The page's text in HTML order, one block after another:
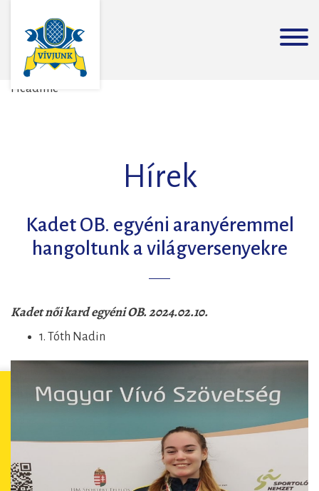
Headline
Hírek
Kadet OB. egyéni aranyéremmel
hangoltunk a világversenyekre
Kadet női kard egyéni OB. 2024.02.10.
1. Tóth Nadin